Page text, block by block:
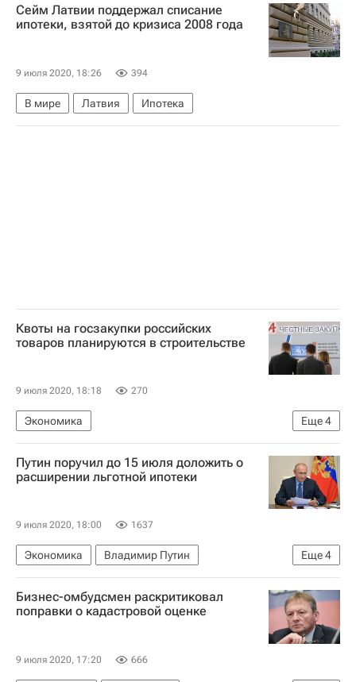
Новости - Недвижимость
Сейм Латвии поддержал списание
ипотеки, взятой до кризиса 2008 года
9 июля 2020, 18:26 394
В мире Латвия Ипотека
Квоты на госзакупки российских
товаров планируются в строительстве
9 июля 2020, 18:18 270
Еще4
Экономика
Министерство промышленности и торговли РФ (Минпромторг России)
Денис Мантуров
Госзакупки
Путин поручил до 15 июля доложить о
расширении льготной ипотеки
9 июля 2020, 18:00 1637
Еще4
Экономика
Владимир Путин
Михаил Мишустин
Ипотека
Россия
Льготная ипотека
Бизнес-омбудсмен раскритиковал
поправки о кадастровой оценке
9 июля 2020, 17:20 666